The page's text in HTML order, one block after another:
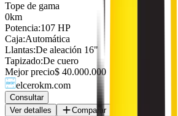
Tope de gama
0km
Potencia:107 HP
Caja:Automática
Llantas:De aleación 16"
Tapizado:De cuero
Mejor precio$ 40.000.000
elcerokm.com
Consultar
Ver detalles
Comparar